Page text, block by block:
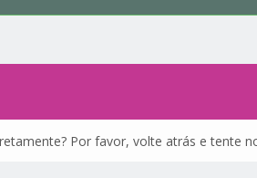
Por favor, volte atrás e tente